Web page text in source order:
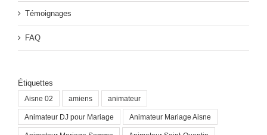
Témoignages
FAQ
Étiquettes
Aisne 02 amiens animateur
Animateur DJ pour Mariage Animateur Mariage Aisne